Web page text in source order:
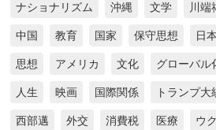
ナショナリズム 沖縄 文学 川端
中国 教育 国家 保守思想 日
思想 アメリカ 文化 グローバル
人生 映画 国際関係 トランプ大
西部邁 外交 消費税 医療 ウ